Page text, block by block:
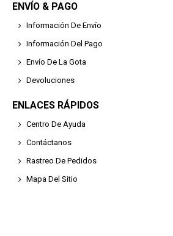
ENVÍO & PAGO
Información De Envío
Información Del Pago
Envío De La Gota
Devoluciones
ENLACES RÁPIDOS
Centro De Ayuda
Contáctanos
Rastreo De Pedidos
Mapa Del Sitio